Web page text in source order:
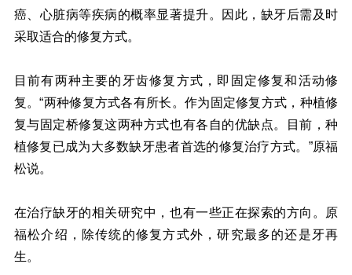
癌、心脏病等疾病的概率显著提升。因此，缺牙后需及时
采取适合的修复方式。
目前有两种主要的牙齿修复方式，即固定修复和活动修
复。“两种修复方式各有所长。作为固定修复方式，种植修
复与固定桥修复这两种方式也有各自的优缺点。目前，种
植修复已成为大多数缺牙患者首选的修复治疗方式。”原福
松说。
在治疗缺牙的相关研究中，也有一些正在探索的方向。原
福松介绍，除传统的修复方式外，研究最多的还是牙再
生。